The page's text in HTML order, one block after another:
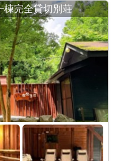
棟完全貸切別荘